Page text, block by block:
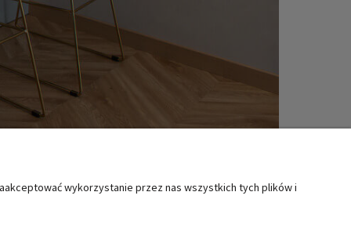
wykorzystanie przez nas wszystkich tych plików i